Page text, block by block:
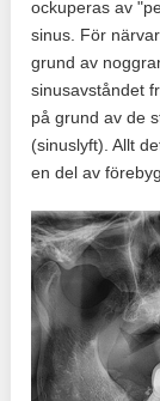
ockuperas av
sinus. För
grund av
sinusavståndet
på grund av de
(sinuslyft). Allt
en del av